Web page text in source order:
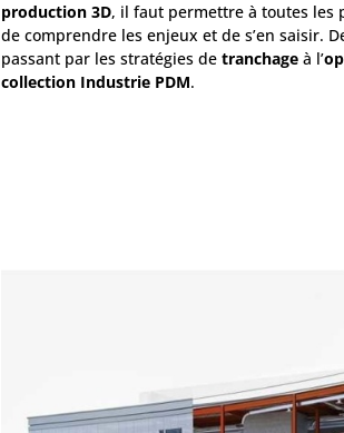
production 3D, il faut permettre à toutes les
de comprendre les enjeux et de s’en saisir.
passant par les stratégies de tranchage à l’
collection Industrie PDM.